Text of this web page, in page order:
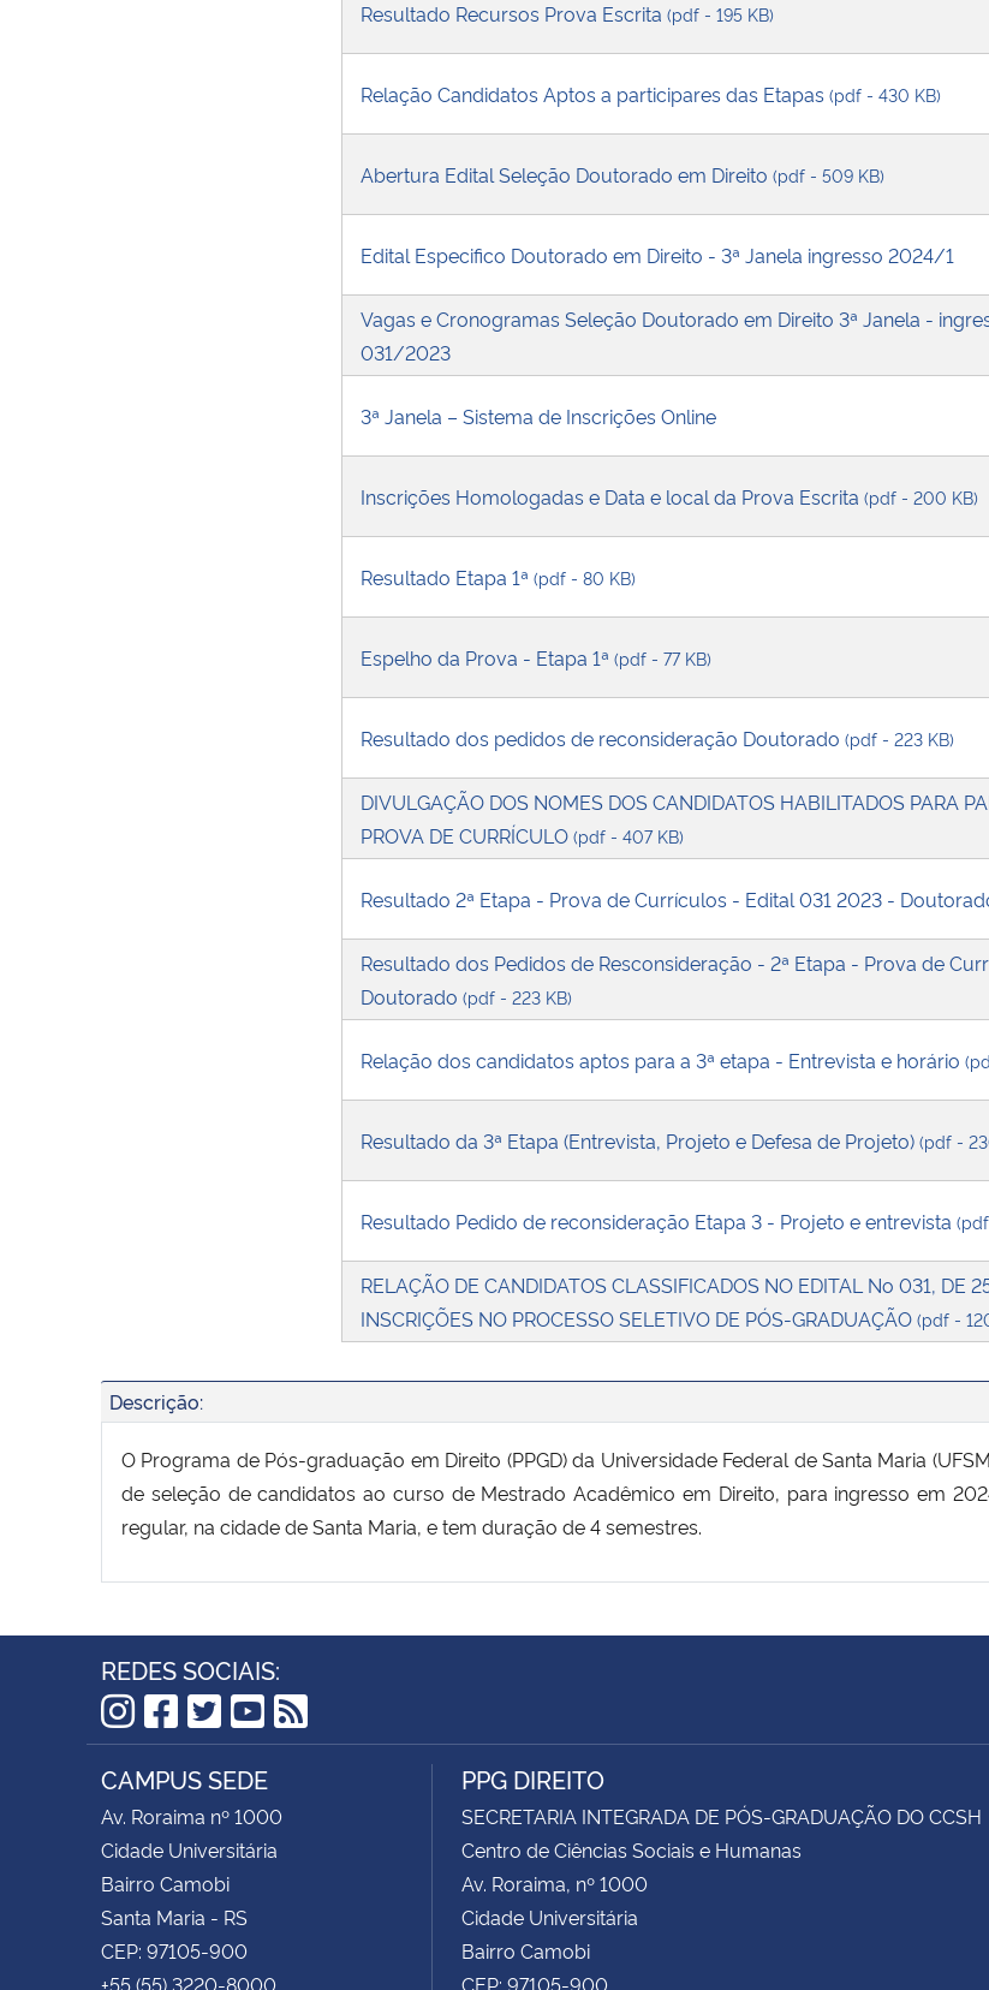
Resultado Recursos Prova Escrita (pdf - 195 KB)
Relação Candidatos Aptos a participares das Etapas (pdf - 430 KB)
Abertura Edital Seleção Doutorado em Direito (pdf - 509 KB)
Edital Especifico Doutorado em Direito - 3ª Janela ingresso 2024/1
Vagas e Cronogramas Seleção Doutorado em Direito 3ª Janela -
031/2023
3ª Janela – Sistema de Inscrições Online
Inscrições Homologadas e Data e local da Prova Escrita (pdf - 200 KB)
Resultado Etapa 1ª (pdf - 80 KB)
Espelho da Prova - Etapa 1ª (pdf - 77 KB)
Resultado dos pedidos de reconsideração Doutorado (pdf - 223 KB)
DIVULGAÇÃO DOS NOMES DOS CANDIDATOS HABILITADOS PARA
PROVA DE CURRÍCULO (pdf - 407 KB)
Resultado 2ª Etapa - Prova de Currículos - Edital 031 2023 -
Resultado dos Pedidos de Resconsideração - 2ª Etapa - Prova de
Doutorado (pdf - 223 KB)
Relação dos candidatos aptos para a 3ª etapa - Entrevista e horário
Resultado da 3ª Etapa (Entrevista, Projeto e Defesa de Projeto) (pdf -
Resultado Pedido de reconsideração Etapa 3 - Projeto e entrevista
RELAÇÃO DE CANDIDATOS CLASSIFICADOS NO EDITAL No 031, DE
INSCRIÇÕES NO PROCESSO SELETIVO DE PÓS-GRADUAÇÃO (pdf -
Descrição:
O Programa de Pós-graduação em Direito (PPGD) da Universidade Federal de Santa Maria
de seleção de candidatos ao curso de Mestrado Acadêmico em Direito, para ingresso em
regular, na cidade de Santa Maria, e tem duração de 4 semestres.
REDES SOCIAIS:
Instagram
Facebook
Twitter
YouTube
RSS
CAMPUS SEDE
Av. Roraima nº 1000
Cidade Universitária
Bairro Camobi
Santa Maria - RS
CEP: 97105-900
+55 (55) 3220-8000
PPG DIREITO
SECRETARIA INTEGRADA DE PÓS-GRADUAÇÃO DO CCSH
Centro de Ciências Sociais e Humanas
Av. Roraima, nº 1000
Cidade Universitária
Bairro Camobi
CEP: 97105-900